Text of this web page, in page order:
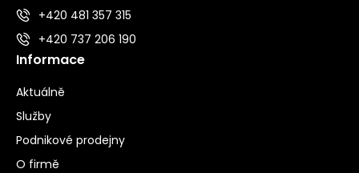
+420 481 357 315
+420 737 206 190
Informace
Aktuálně
Služby
Podnikové prodejny
O firmě